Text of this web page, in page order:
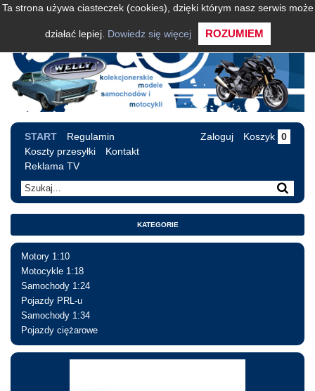
Ta strona używa ciasteczek (cookies), dzięki którym nasz serwis może
działać lepiej. Dowiedz się więcej ROZUMIEM
START
Regulamin
Koszty przesyłki
Kontakt
Reklama TV
Zaloguj Koszyk 0
KATEGORIE
Motory 1:10
Motocykle 1:18
Samochody 1:24
Pojazdy PRL-u
Samochody 1:34
Pojazdy ciężarowe
Nie jesteś zalogowany